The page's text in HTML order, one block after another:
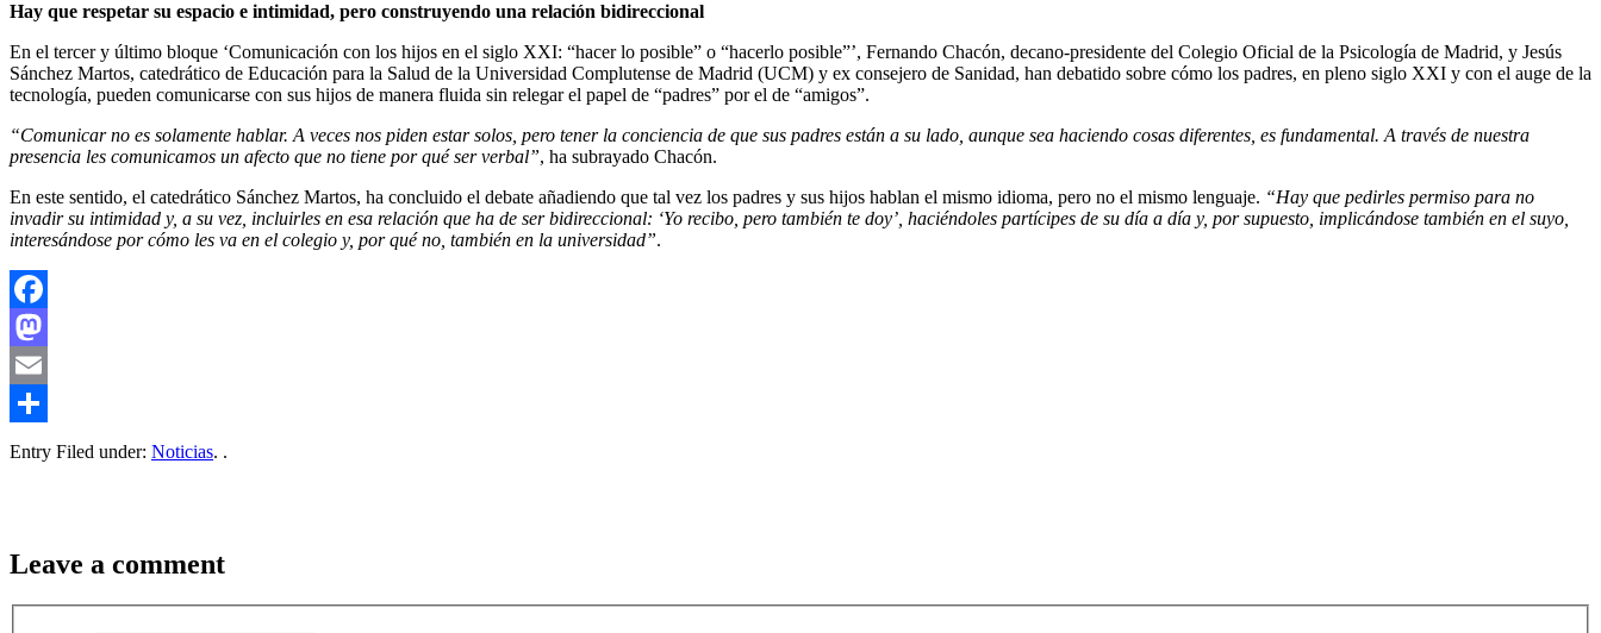
Hay que respetar su espacio e intimidad, pero construyendo una relación bidireccional
En el tercer y último bloque ‘Comunicación con los hijos en el siglo XXI: “hacer lo posible” o “hacerlo posible”’, Fernando Chacón, decano-presidente del Colegio Oficial de la Psicología de Madrid, y Jesús
Sánchez Martos, catedrático de Educación para la Salud de la Universidad Complutense de Madrid (UCM) y ex consejero de Sanidad, han debatido sobre cómo los padres, en pleno siglo XXI y con el auge de la
tecnología, pueden comunicarse con sus hijos de manera fluida sin relegar el papel de “padres” por el de “amigos”.
“Comunicar no es solamente hablar. A veces nos piden estar solos, pero tener la conciencia de que sus padres están a su lado, aunque sea haciendo cosas diferentes, es fundamental. A través de nuestra
presencia les comunicamos un afecto que no tiene por qué ser verbal”, ha subrayado Chacón.
En este sentido, el catedrático Sánchez Martos, ha concluido el debate añadiendo que tal vez los padres y sus hijos hablan el mismo idioma, pero no el mismo lenguaje. “Hay que pedirles permiso para no
invadir su intimidad y, a su vez, incluirles en esa relación que ha de ser bidireccional: ‘Yo recibo, pero también te doy’, haciéndoles partícipes de su día a día y, por supuesto, implicándose también en el suyo,
interesándose por cómo les va en el colegio y, por qué no, también en la universidad”.
Facebook
Mastodon
Email
Compartir
Entry Filed under: Noticias. .
Leave a comment